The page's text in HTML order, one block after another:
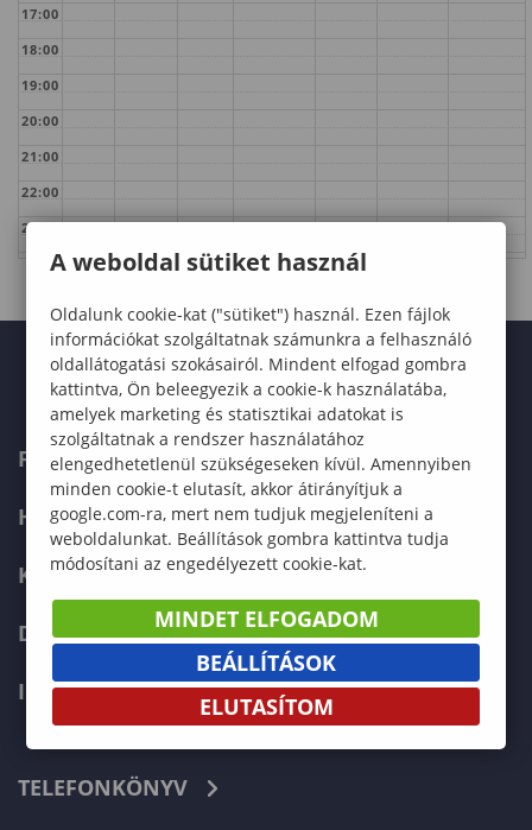
17:00
18:00
19:00
20:00
21:00
22:00
23:00
FELVÉTELIZŐKNEK
HALLGATÓKNAK
KÉPZÉSEK
DOKTORI ISKOLA
INTERNATIONAL
TELEFONKÖNYV
A weboldal sütiket használ
Oldalunk cookie-kat ("sütiket") használ. Ezen fájlok
információkat szolgáltatnak számunkra a felhasználó
oldallátogatási szokásairól. Mindent elfogad gombra
kattintva, Ön beleegyezik a cookie-k használatába,
amelyek marketing és statisztikai adatokat is
szolgáltatnak a rendszer használatához
elengedhetetlenül szükségeseken kívül. Amennyiben
minden cookie-t elutasít, akkor átirányítjuk a
google.com-ra, mert nem tudjuk megjeleníteni a
weboldalunkat. Beállítások gombra kattintva tudja
módosítani az engedélyezett cookie-kat.
MINDET ELFOGADOM
BEÁLLÍTÁSOK
ELUTASÍTOM